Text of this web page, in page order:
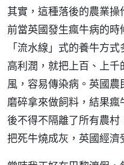
其實，這種落後的農業
前當英國發生瘋牛病的
「流水線」式的養牛方
高利潤，就把上百、上
風，容易傳染病。英國
磨碎拿來做飼料，結果
後不得不隔離了所有農
把死牛燒成灰，英國經濟